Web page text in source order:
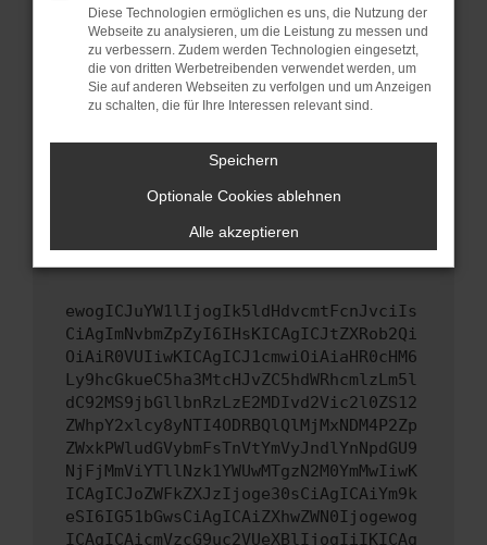
sind.
Veraltete Software birgt nicht nur ein
Sicherheitsrisiko, sondern kann auch dazu
führen, dass bestimmte Funktionen nicht mehr
unterstützt werden.
Wende dich an den Webseitenbetreiber.
Wenn du alle oben genannten Schritte versucht
hast, kontaktiere uns bitte. Wir werden
versuchen, das Problem zu beheben. Du kannst
uns diesen Text schicken, um uns bei der
ewogICJuYW1lIjogIk5ldHdvcmtFcnJvciIs
CiAgImNvbmZpZyI6IHsKICAgICJtZXRob2Qi
OiAiR0VUIiwKICAgICJ1cmwiOiAiaHR0cHM6
Ly9hcGkueC5ha3MtcHJvZC5hdWRhcmlzLm5l
dC92MS9jbGllbnRzLzE2MDIvd2Vic2l0ZS12
ZWhpY2xlcy8yNTI4ODRBQlQlMjMxNDM4P2Zp
ZWxkPWludGVybmFsTnVtYmVyJndlYnNpdGU9
NjFjMmViYTllNzk1YWUwMTgzN2M0YmMwIiwK
ICAgICJoZWFkZXJzIjoge30sCiAgICAiYm9k
eSI6IG51bGwsCiAgICAiZXhwZWN0Ijogewog
ICAgICAicmVzcG9uc2VUeXBlIjogIiIKICAg
Diese Technologien ermöglichen es uns, die Nutzung der
Webseite zu analysieren, um die Leistung zu messen und
zu verbessern. Zudem werden Technologien eingesetzt,
die von dritten Werbetreibenden verwendet werden, um
Sie auf anderen Webseiten zu verfolgen und um Anzeigen
zu schalten, die für Ihre Interessen relevant sind.
Speichern
Optionale Cookies ablehnen
Alle akzeptieren